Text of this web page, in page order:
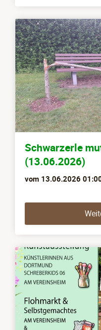
Schwarzerle
(13.06.2026)
vom 13.06.2026